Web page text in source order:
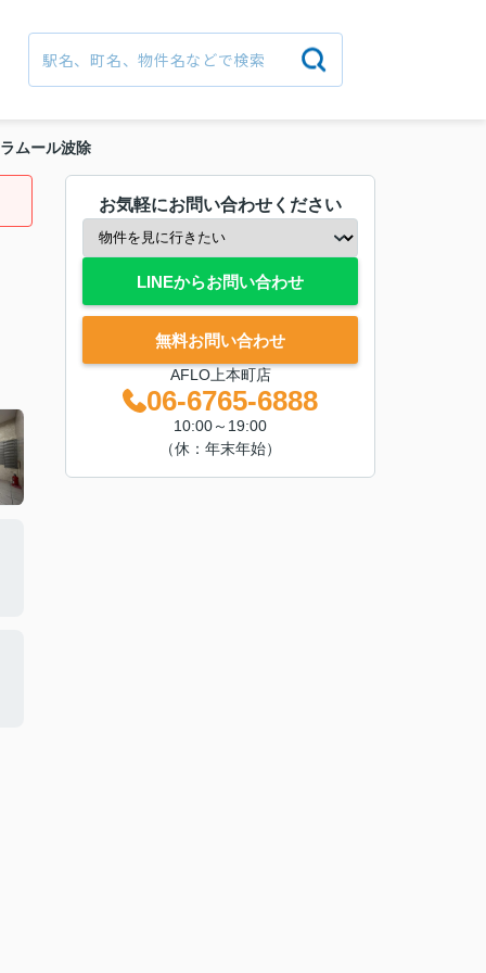
ラムール波除
お気軽にお問い合わせください
LINEからお問い合わせ
無料お問い合わせ
AFLO上本町店
06-6765-6888
10:00～19:00
（休：年末年始）